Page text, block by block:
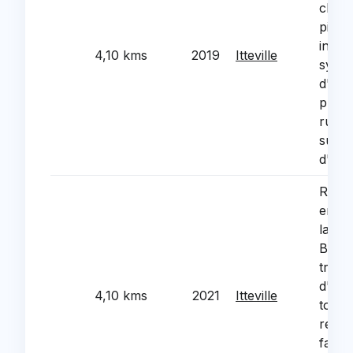
4,10 kms 2019 Itteville
plots
rue
sur
4,10 kms 2021 Itteville
la